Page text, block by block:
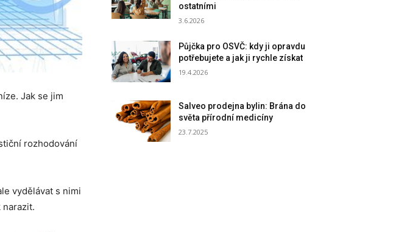
Jak se jim
rozhodování
vydělávat s nimi
ostatními
3.6.2026
Půjčka pro OSVČ: kdy ji opravdu
potřebujete a jak ji rychle získat
19.4.2026
Salveo prodejna bylin: Brána do
světa přírodní medicíny
23.7.2025